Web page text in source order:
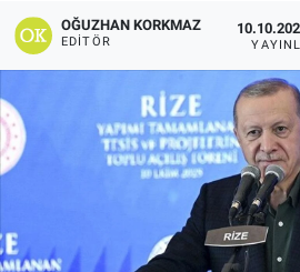
OĞUZHAN KORKMAZ
EDITÖR